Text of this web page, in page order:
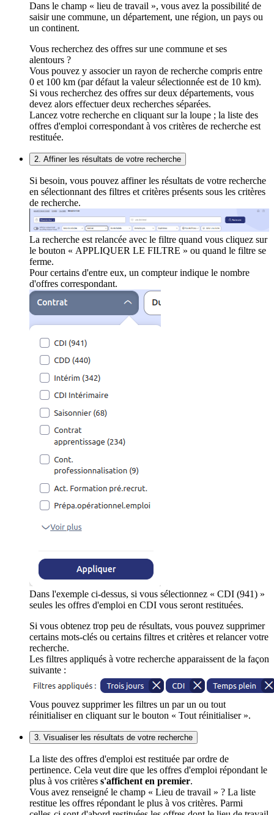
Dans le champ « lieu de travail », vous avez la possibilité de
saisir une commune, un département, une région, un pays ou
un continent.
Vous recherchez des offres sur une commune et ses
alentours ?
Vous pouvez y associer un rayon de recherche compris entre
0 et 100 km (par défaut la valeur sélectionnée est de 10 km).
Si vous recherchez des offres sur deux départements, vous
devez alors effectuer deux recherches séparées.
Lancez votre recherche en cliquant sur la loupe ; la liste des
offres d'emploi correspondant à vos critères de recherche est
restituée.
2. Affiner les résultats de votre recherche
Si besoin, vous pouvez affiner les résultats de votre recherche
en sélectionnant des filtres et critères présents sous les critères
de recherche.
La recherche est relancée avec le filtre quand vous cliquez sur
le bouton « APPLIQUER LE FILTRE » ou quand le filtre se
ferme.
Pour certains d'entre eux, un compteur indique le nombre
d'offres correspondant.
Dans l'exemple ci-dessus, si vous sélectionnez « CDI (941) »
seules les offres d'emploi en CDI vous seront restituées.
Si vous obtenez trop peu de résultats, vous pouvez supprimer
certains mots-clés ou certains filtres et critères et relancer votre
recherche.
Les filtres appliqués à votre recherche apparaissent de la façon
suivante :
Vous pouvez supprimer les filtres un par un ou tout
réinitialiser en cliquant sur le bouton « Tout réinitialiser ».
3. Visualiser les résultats de votre recherche
La liste des offres d'emploi est restituée par ordre de
pertinence. Cela veut dire que les offres d'emploi répondant le
plus à vos critères s'affichent en premier.
Vous avez renseigné le champ « Lieu de travail » ? La liste
restitue les offres répondant le plus à vos critères. Parmi